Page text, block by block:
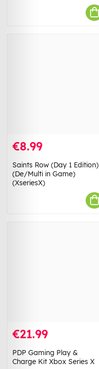
€8.99
Saints Row (Day 1 Edition)
(De/Multi in Game)
(XseriesX)
€21.99
PDP Gaming Play &
Charge Kit Xbox Series X